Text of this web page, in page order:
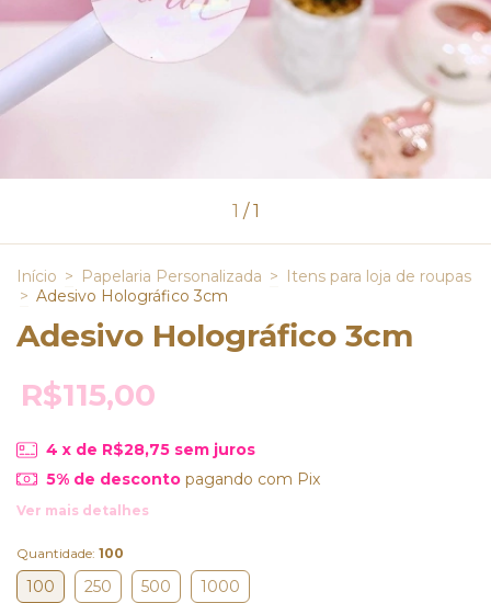
1 /1
Início > Papelaria Personalizada > Itens para loja de roupas
> Adesivo Holográfico 3cm
Adesivo Holográfico 3cm
R$115,00
4 x de R$28,75 sem juros
5% de descontopagando com Pix
Ver mais detalhes
Quantidade: 100
100 250 500 1000